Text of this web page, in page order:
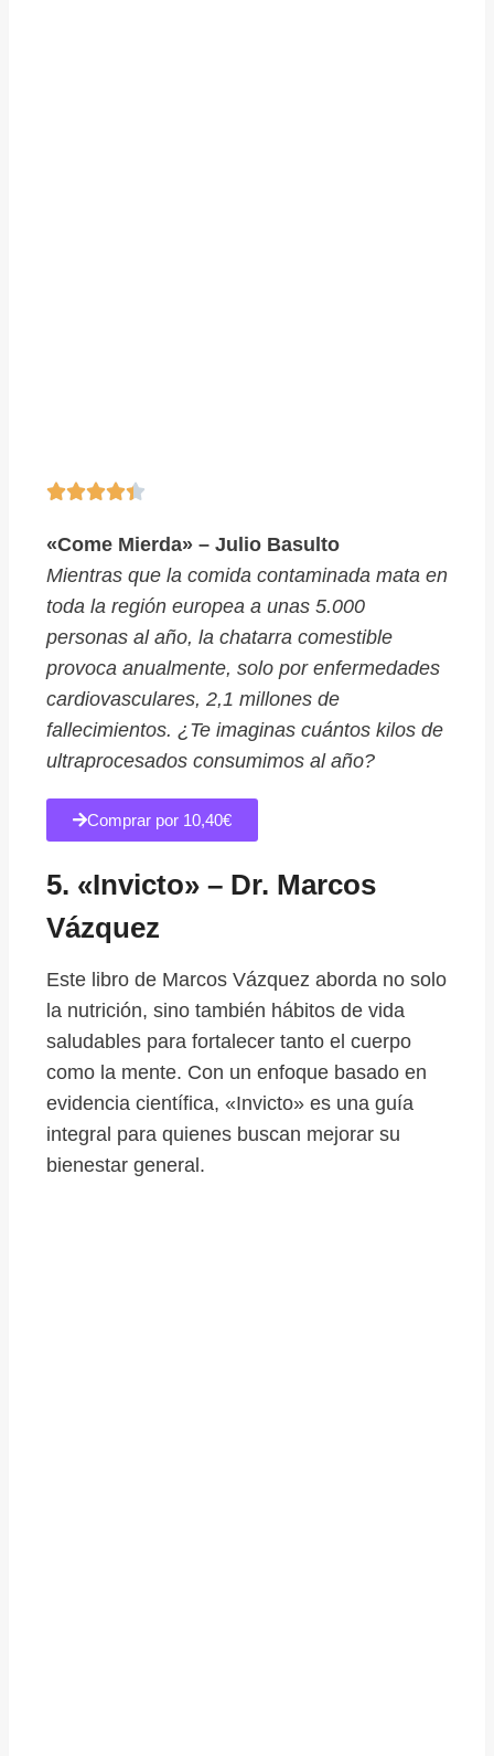

«Come Mierda» – Julio Basulto
Mientras que la comida contaminada mata en
toda la región europea a unas 5.000
personas al año, la chatarra comestible
provoca anualmente, solo por enfermedades
cardiovasculares, 2,1 millones de
fallecimientos. ¿Te imaginas cuántos kilos de
ultraprocesados consumimos al año?
Comprar por 10,40€
5. «Invicto» – Dr. Marcos
Vázquez
Este libro de Marcos Vázquez aborda no solo
la nutrición, sino también hábitos de vida
saludables para fortalecer tanto el cuerpo
como la mente. Con un enfoque basado en
evidencia científica, «Invicto» es una guía
integral para quienes buscan mejorar su
bienestar general.